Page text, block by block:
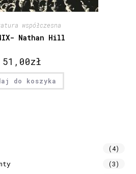
współczesna
Nathan Hill
51,00zł
do koszyka
(4)
(3)